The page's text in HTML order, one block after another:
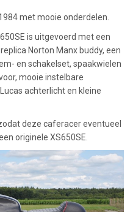
met mooie onderdelen.
is uitgevoerd met een
Norton Manx buddy, een
en schakelset, spaakwielen
mooie instelbare
achterlicht en kleine
deze caferacer eventueel
originele XS650SE.